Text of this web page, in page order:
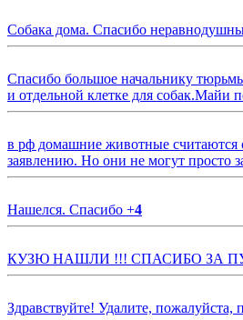
Собака дома. Спасибо
Спасибо большое начальнику
и отдельной клетке для собак.Майи
в рф домашние животные считаются
заявлению. Но они не могут просто
Нашелся. Спасибо +4
КУЗЮ НАШЛИ !!! СПАСИБО ЗА
Здравствуйте! Удалите,